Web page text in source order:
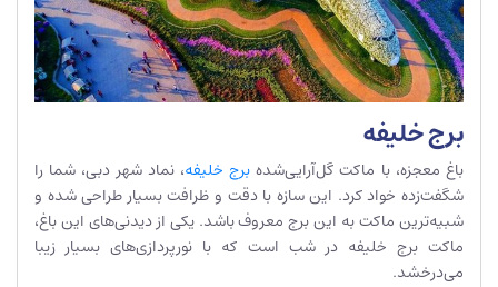
برج خلیفه
باغ معجزه، با ماکت گل‌آرایی‌شده برج خلیفه، نماد شهر دبی، شما را
شگفت‌زده خواد کرد. این سازه با دقت و ظرافت بسیار طراحی شده و
شبیه‌ترین ماکت به این برج معروف باشد. یکی از دیدنی‌های این باغ،
ماکت برج خلیفه در شب است که با نور‌پردازی‌های بسیار زیبا
می‌درخشد.